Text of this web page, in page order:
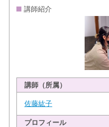
講師紹介
講師（所属）
佐藤紘子
プロフィール